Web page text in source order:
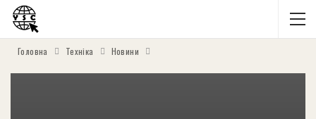
Головна Техніка Новини